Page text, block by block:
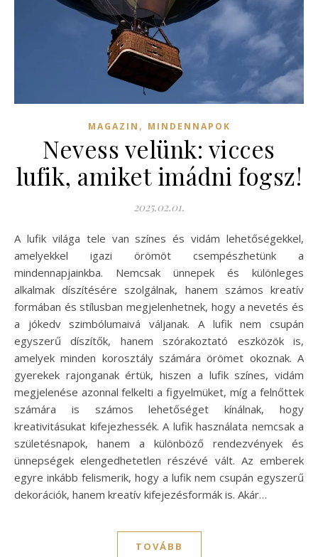
MAGAZIN , MINDENNAPOK
Nevess velünk: vicces
lufik, amiket imádni fogsz!
2025.02.01.
A lufik világa tele van színes és vidám lehetőségekkel,
amelyekkel igazi örömöt csempészhetünk a
mindennapjainkba. Nemcsak ünnepek és különleges
alkalmak díszítésére szolgálnak, hanem számos kreatív
formában és stílusban megjelenhetnek, hogy a nevetés és
a jókedv szimbólumaivá váljanak. A lufik nem csupán
egyszerű díszítők, hanem szórakoztató eszközök is,
amelyek minden korosztály számára örömet okoznak. A
gyerekek rajonganak értük, hiszen a lufik színes, vidám
megjelenése azonnal felkelti a figyelmüket, míg a felnőttek
számára is számos lehetőséget kínálnak, hogy
kreativitásukat kifejezhessék. A lufik használata nemcsak a
születésnapok, hanem a különböző rendezvények és
ünnepségek elengedhetetlen részévé vált. Az emberek
egyre inkább felismerik, hogy a lufik nem csupán egyszerű
dekorációk, hanem kreatív kifejezésformák is. Akár…
TOVÁBB